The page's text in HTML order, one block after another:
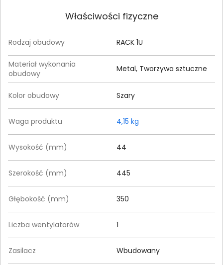
Właściwości fizyczne
Rodzaj obudowy RACK 1U
Materiał wykonania
obudowy
Metal, Tworzywa sztuczne
Kolor obudowy Szary
Waga produktu 4,15 kg
Wysokość (mm) 44
Szerokość (mm) 445
Głębokość (mm) 350
Liczba wentylatorów 1
Zasilacz Wbudowany